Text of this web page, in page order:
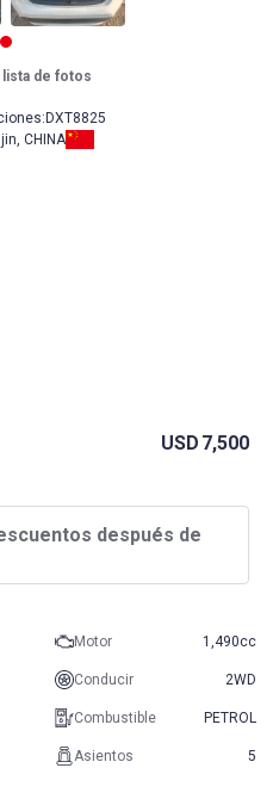
lista de fotos
USD 7,500
después de
Motor 1,490cc
Conducir 2WD
Combustible PETROL
Asientos 5
DXT8825
CHINA